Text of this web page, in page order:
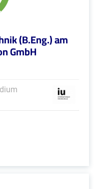
(B.Eng.) am
GmbH